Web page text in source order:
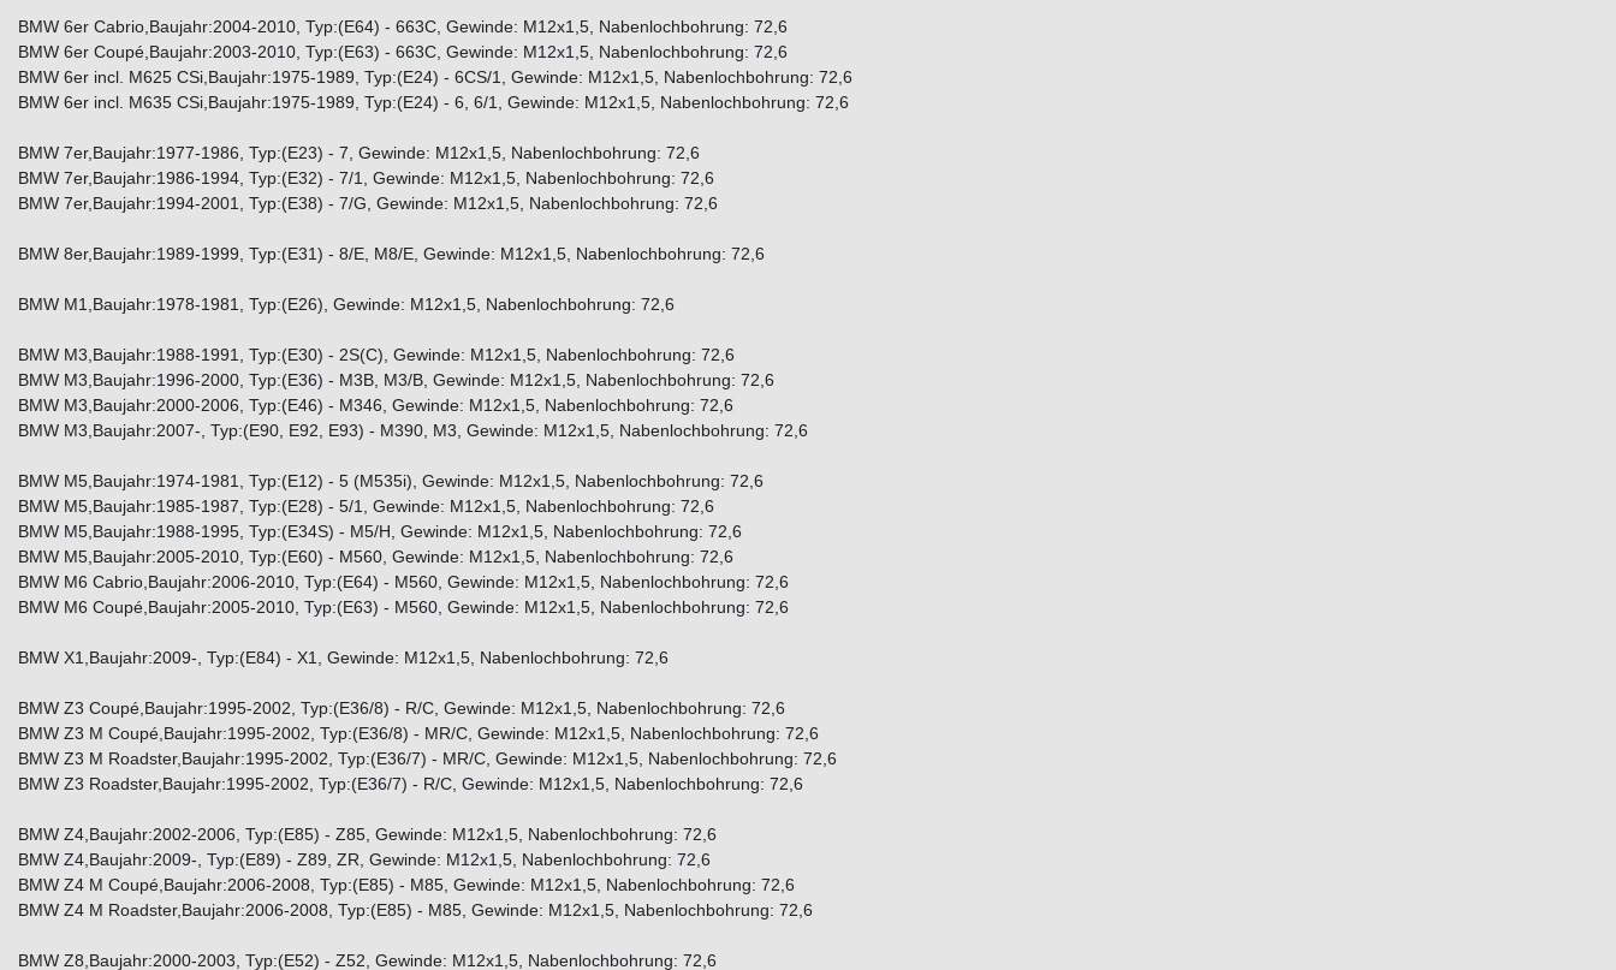
BMW 6er Cabrio,Baujahr:2004-2010, Typ:(E64) - 663C, Gewinde: M12x1,5, Nabenlochbohrung: 72,6
BMW 6er Coupé,Baujahr:2003-2010, Typ:(E63) - 663C, Gewinde: M12x1,5, Nabenlochbohrung: 72,6
BMW 6er incl. M625 CSi,Baujahr:1975-1989, Typ:(E24) - 6CS/1, Gewinde: M12x1,5, Nabenlochbohrung: 72,6
BMW 6er incl. M635 CSi,Baujahr:1975-1989, Typ:(E24) - 6, 6/1, Gewinde: M12x1,5, Nabenlochbohrung: 72,6
BMW 7er,Baujahr:1977-1986, Typ:(E23) - 7, Gewinde: M12x1,5, Nabenlochbohrung: 72,6
BMW 7er,Baujahr:1986-1994, Typ:(E32) - 7/1, Gewinde: M12x1,5, Nabenlochbohrung: 72,6
BMW 7er,Baujahr:1994-2001, Typ:(E38) - 7/G, Gewinde: M12x1,5, Nabenlochbohrung: 72,6
BMW 8er,Baujahr:1989-1999, Typ:(E31) - 8/E, M8/E, Gewinde: M12x1,5, Nabenlochbohrung: 72,6
BMW M1,Baujahr:1978-1981, Typ:(E26), Gewinde: M12x1,5, Nabenlochbohrung: 72,6
BMW M3,Baujahr:1988-1991, Typ:(E30) - 2S(C), Gewinde: M12x1,5, Nabenlochbohrung: 72,6
BMW M3,Baujahr:1996-2000, Typ:(E36) - M3B, M3/B, Gewinde: M12x1,5, Nabenlochbohrung: 72,6
BMW M3,Baujahr:2000-2006, Typ:(E46) - M346, Gewinde: M12x1,5, Nabenlochbohrung: 72,6
BMW M3,Baujahr:2007-, Typ:(E90, E92, E93) - M390, M3, Gewinde: M12x1,5, Nabenlochbohrung: 72,6
BMW M5,Baujahr:1974-1981, Typ:(E12) - 5 (M535i), Gewinde: M12x1,5, Nabenlochbohrung: 72,6
BMW M5,Baujahr:1985-1987, Typ:(E28) - 5/1, Gewinde: M12x1,5, Nabenlochbohrung: 72,6
BMW M5,Baujahr:1988-1995, Typ:(E34S) - M5/H, Gewinde: M12x1,5, Nabenlochbohrung: 72,6
BMW M5,Baujahr:2005-2010, Typ:(E60) - M560, Gewinde: M12x1,5, Nabenlochbohrung: 72,6
BMW M6 Cabrio,Baujahr:2006-2010, Typ:(E64) - M560, Gewinde: M12x1,5, Nabenlochbohrung: 72,6
BMW M6 Coupé,Baujahr:2005-2010, Typ:(E63) - M560, Gewinde: M12x1,5, Nabenlochbohrung: 72,6
BMW X1,Baujahr:2009-, Typ:(E84) - X1, Gewinde: M12x1,5, Nabenlochbohrung: 72,6
BMW Z3 Coupé,Baujahr:1995-2002, Typ:(E36/8) - R/C, Gewinde: M12x1,5, Nabenlochbohrung: 72,6
BMW Z3 M Coupé,Baujahr:1995-2002, Typ:(E36/8) - MR/C, Gewinde: M12x1,5, Nabenlochbohrung: 72,6
BMW Z3 M Roadster,Baujahr:1995-2002, Typ:(E36/7) - MR/C, Gewinde: M12x1,5, Nabenlochbohrung: 72,6
BMW Z3 Roadster,Baujahr:1995-2002, Typ:(E36/7) - R/C, Gewinde: M12x1,5, Nabenlochbohrung: 72,6
BMW Z4,Baujahr:2002-2006, Typ:(E85) - Z85, Gewinde: M12x1,5, Nabenlochbohrung: 72,6
BMW Z4,Baujahr:2009-, Typ:(E89) - Z89, ZR, Gewinde: M12x1,5, Nabenlochbohrung: 72,6
BMW Z4 M Coupé,Baujahr:2006-2008, Typ:(E85) - M85, Gewinde: M12x1,5, Nabenlochbohrung: 72,6
BMW Z4 M Roadster,Baujahr:2006-2008, Typ:(E85) - M85, Gewinde: M12x1,5, Nabenlochbohrung: 72,6
BMW Z8,Baujahr:2000-2003, Typ:(E52) - Z52, Gewinde: M12x1,5, Nabenlochbohrung: 72,6